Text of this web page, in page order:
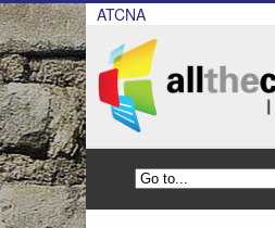
ATCNA